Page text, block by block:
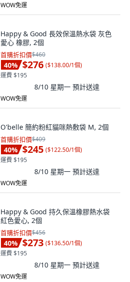
WOW免運
Happy & Good 長效保溫熱水袋 灰色
愛心 橡膠, 2個
首購折扣價$460
40% $276 ($138.00/1個)
運費 $195
8/10 星期一 預計送達
WOW免運
O'belle 簡約粉紅貓咪熱敷袋 M, 2個
首購折扣價$409
40% $245 ($122.50/1個)
運費 $195
8/10 星期一 預計送達
WOW免運
Happy & Good 持久保溫橡膠熱水袋
紅色愛心, 2個
首購折扣價$456
40% $273 ($136.50/1個)
運費 $195
8/10 星期一 預計送達
WOW免運